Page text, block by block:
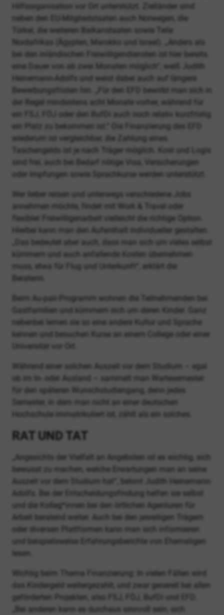
Hilfsorganisation vor Ort unterstützt. Zielländer sind
neben den EU-Mitgliedstaaten auch Norwegen, die
Türkei, die weiteren Balkanstaaten sowie Teile
Nordafrikas (Ägypten, Marokko und Israel). „Anders als
bei den inländischen Freiwilligendiensten ist hier bereits
eine Dauer von ab zwei Monaten möglich“, weiß Judith
Heinemann-Adolfs und weist dabei auch auf längere
Bewerbungsfristen hin. „Für den EFD bewirbt man sich in
der Regel mindestens acht Monate vorher, während für
ein FSJ, FÖJ oder den BufDi auch noch relativ kurzfristig
ein Platz zu bekommen ist.“ Die Finanzierung des EFD
wiederum ist vergleichbar, die Zahlung eines
Taschengelds ist je nach Träger möglich. Kost und Logis
sind frei, auch bei Bedarf nötige Visa, Versicherungen
oder Impfungen sowie Sprachkurse werden unterstützt.
Wer lieber reisen und unterwegs verschiedene Jobs
annehmen möchte, findet mit Work & Travel oder
flexibler Freiwilligenarbeit vielleicht die richtige Option.
Hierbei kann man den Aufenthalt individueller gestalten.
„Das bedeutet aber auch, dass man sich um vieles selbst
kümmern und auch anfallende Kosten übernehmen
muss, etwa für Flug und Unterkunft“, erklärt die
Beraterin.
Beim Au-pair-Programm wohnen die Teilnehmenden bei
Gastfamilien und kümmern sich um deren Kinder. Ganz
nebenbei lernen sie so eine andere Kultur und Sprache
kennen und besuchen Kurse an einem College oder einer
Universität vor Ort.
Während einer solchen Auszeit vor dem Studium – egal
ob im In- oder Ausland – sammelt man Wartesemester
für den späteren Wunschstudiengang, denn jedes
Semester, in dem man nicht an einer deutschen
Hochschule immatrikuliert ist, zählt als ein solches.
RAT UND TAT
„Angesichts der Vielfalt an Angeboten ist es wichtig, sich
bewusst zu machen, welche Erwartungen man an seine
Auszeit vor dem Studium hat“, betont Judith Heinemann-
Adolfs. Bei der Entscheidungsfindung helfen sie selbst
und die Kolleg*innen bei den örtlichen Agenturen für
Arbeit beratend weiter. Auch bei den jeweiligen Trägern
oder diversen Plattformen kann man sich informieren
und beispielsweise Erfahrungsberichte von Ehemaligen
lesen.
Wichtig beim Thema Finanzierung: In vielen Fällen wird
das Kindergeld weitergezahlt, und zwar generell bei allen
geförderten Projekten, also FSJ, FÖJ, BufDi und EFD.
„Bei anderen kann es durchaus sinnvoll sein, sich